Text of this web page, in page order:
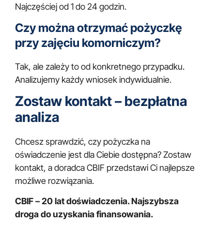
Najczęściej od 1 do 24 godzin.
Czy można otrzymać pożyczkę
przy zajęciu komorniczym?
Tak, ale zależy to od konkretnego przypadku.
Analizujemy każdy wniosek indywidualnie.
Zostaw kontakt – bezpłatna
analiza
Chcesz sprawdzić, czy pożyczka na
oświadczenie jest dla Ciebie dostępna? Zostaw
kontakt, a doradca CBIF przedstawi Ci najlepsze
możliwe rozwiązania.
CBIF – 20 lat doświadczenia. Najszybsza
droga do uzyskania finansowania.